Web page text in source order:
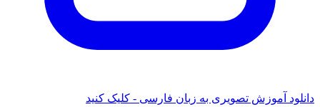
آموزش تصویری به زبان فارسی - کلیک کنید